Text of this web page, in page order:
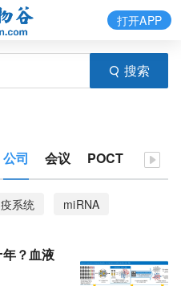
搜索
打开APP
公司 会议 POCT
系统
miRNA
患病率
？血液